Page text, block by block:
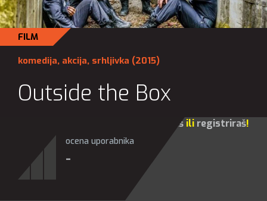
FILM
komedija, akcija, srhljivka (2015)
Outside the Box
prijaviš ili registriraš!
ocena uporabnika
-